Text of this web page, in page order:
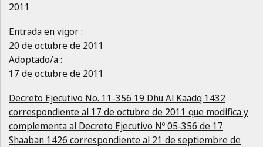
2011
Entrada en vigor :
20 de octubre de 2011
Adoptado/a :
17 de octubre de 2011
Decreto Ejecutivo No. 11-356 19 Dhu Al Kaadq 1432
correspondiente al 17 de octubre de 2011 que modifica y
complementa al Decreto Ejecutivo Nº 05-356 de 17
Shaaban 1426 correspondiente al 21 de septiembre de